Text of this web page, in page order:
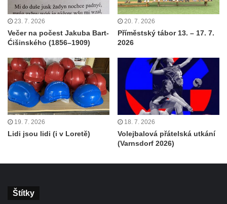
23. 7. 2026
Večer na počest Jakuba Bart-
Ćišinského (1856–1909)
20. 7. 2026
Příměstský tábor 13. – 17. 7.
2026
19. 7. 2026
Lidi jsou lidi (i v Loretě)
18. 7. 2026
Volejbalová přátelská utkání
(Varnsdorf 2026)
Štítky